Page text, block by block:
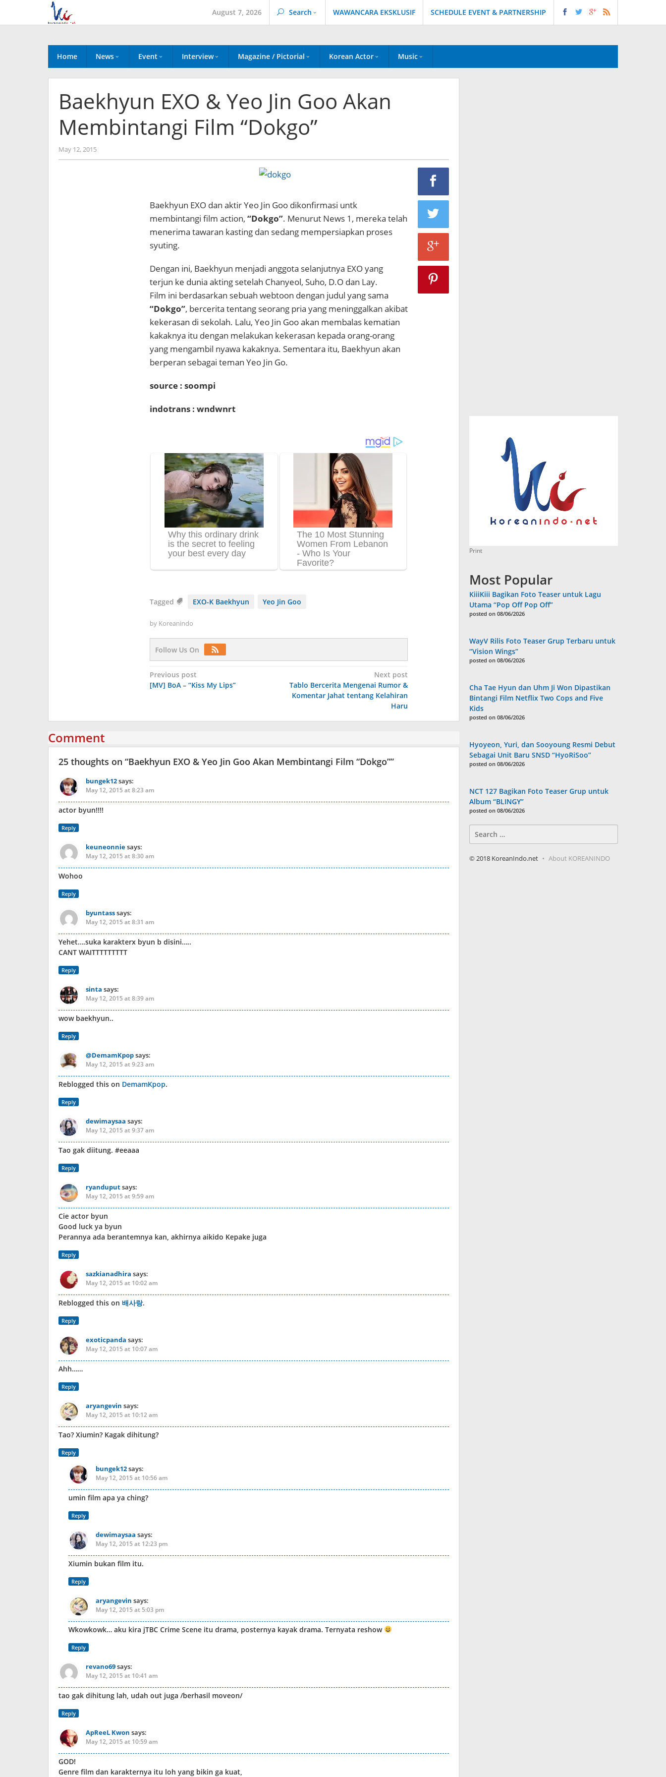
content
August 7, 2026 Search WAWANCARA EKSKLUSIF SCHEDULE EVENT & PARTNERSHIP
Home News Event Interview Magazine / Pictorial Korean Actor Music
Baekhyun EXO & Yeo Jin Goo Akan
Membintangi Film “Dokgo”
May 12, 2015by
Koreanindo
Baekhyun EXO dan aktir Yeo Jin Goo dikonfirmasi untk
membintangi film action, “Dokgo”. Menurut News 1, mereka telah
menerima tawaran kasting dan sedang mempersiapkan proses
syuting.
Dengan ini, Baekhyun menjadi anggota selanjutnya EXO yang
terjun ke dunia akting setelah Chanyeol, Suho, D.O dan Lay.
Film ini berdasarkan sebuah webtoon dengan judul yang sama
“Dokgo”, bercerita tentang seorang pria yang meninggalkan akibat
kekerasan di sekolah. Lalu, Yeo Jin Goo akan membalas kematian
kakaknya itu dengan melakukan kekerasan kepada orang-orang
yang mengambil nyawa kakaknya. Sementara itu, Baekhyun akan
berperan sebagai teman Yeo Jin Go.
source : soompi
indotrans : wndwnrt
Tagged EXO-K Baekhyun Yeo Jin Goo
by Koreanindo
Follow Us On
Post
navigation
Previous post
[MV] BoA – “Kiss My Lips”
Next post
Tablo Bercerita Mengenai Rumor &
Komentar Jahat tentang Kelahiran
Haru
Comment
25 thoughts on “Baekhyun EXO & Yeo Jin Goo Akan Membintangi Film “Dokgo””
bungek12says:
May 12, 2015 at 8:23 am
actor byun!!!!
Reply
keuneonniesays:
May 12, 2015 at 8:30 am
Wohoo
Reply
byuntasssays:
May 12, 2015 at 8:31 am
Yehet….suka karakterx byun b disini…..
CANT WAITTTTTTTTT
Reply
sinta says:
May 12, 2015 at 8:39 am
wow baekhyun..
Reply
@DemamKpopsays:
May 12, 2015 at 9:23 am
Reblogged this on DemamKpop.
Reply
dewimaysaa says:
May 12, 2015 at 9:37 am
Tao gak diitung. #eeaaa
Reply
ryanduputsays:
May 12, 2015 at 9:59 am
Cie actor byun
Good luck ya byun
Perannya ada berantemnya kan, akhirnya aikido Kepake juga
Reply
sazkianadhira says:
May 12, 2015 at 10:02 am
Reblogged this on 배사랑.
Reply
exoticpanda says:
May 12, 2015 at 10:07 am
Ahh……
Reply
aryangevin says:
May 12, 2015 at 10:12 am
Tao? Xiumin? Kagak dihitung?
Reply
bungek12says:
May 12, 2015 at 10:56 am
umin film apa ya ching?
Reply
dewimaysaa says:
May 12, 2015 at 12:23 pm
Xiumin bukan film itu.
Reply
aryangevin says:
May 12, 2015 at 5:03 pm
Wkowkowk… aku kira jTBC Crime Scene itu drama, posternya kayak drama. Ternyata reshow
Reply
revano69says:
May 12, 2015 at 10:41 am
tao gak dihitung lah, udah out juga /berhasil moveon/
Reply
ApReeL Kwon says:
May 12, 2015 at 10:59 am
GOD!
Genre film dan karakternya itu loh yang bikin ga kuat,
Print
Most Popular
KiiiKiii Bagikan Foto Teaser untuk Lagu
Utama “Pop Off Pop Off”
posted on 08/06/2026
WayV Rilis Foto Teaser Grup Terbaru untuk
“Vision Wings”
posted on 08/06/2026
Cha Tae Hyun dan Uhm Ji Won Dipastikan
Bintangi Film Netflix Two Cops and Five
Kids
posted on 08/06/2026
Hyoyeon, Yuri, dan Sooyoung Resmi Debut
Sebagai Unit Baru SNSD “HyoRiSoo”
posted on 08/06/2026
NCT 127 Bagikan Foto Teaser Grup untuk
Album “BLINGY”
posted on 08/06/2026
for:
© 2018 KoreanIndo.net About KOREANINDO